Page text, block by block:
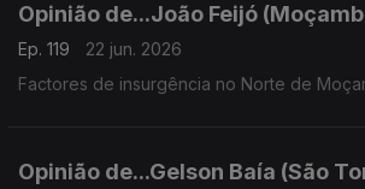
Opinião de...João Feijó
Ep. 119
22 jun. 2026
Factores de insurgência no Norte de
Opinião de...Gelson Baía (São